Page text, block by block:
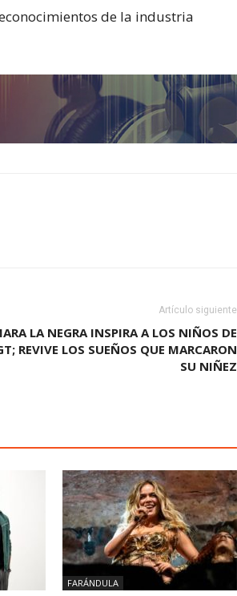
de la industria
Artículo siguiente
LA NEGRA INSPIRA A LOS NIÑOS DE
REVIVE LOS SUEÑOS QUE MARCARON
SU NIÑEZ
FARÁNDULA